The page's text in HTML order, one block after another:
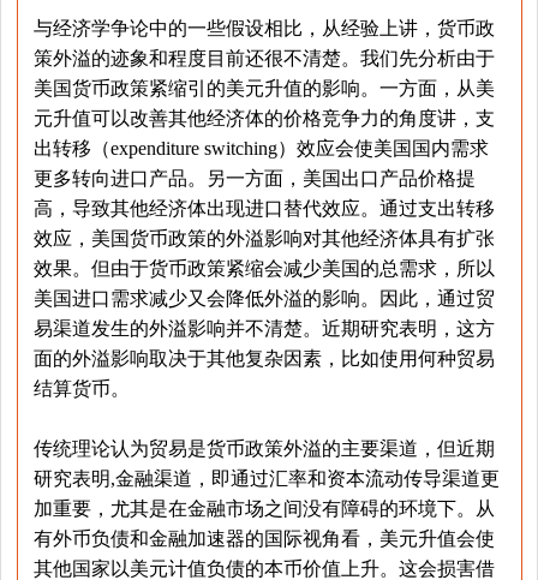
与经济学争论中的一些假设相比，从经验上讲，货币政
策外溢的迹象和程度目前还很不清楚。我们先分析由于
美国货币政策紧缩引的美元升值的影响。一方面，从美
元升值可以改善其他经济体的价格竞争力的角度讲，支
出转移（expenditure switching）效应会使美国国内需求
更多转向进口产品。另一方面，美国出口产品价格提
高，导致其他经济体出现进口替代效应。通过支出转移
效应，美国货币政策的外溢影响对其他经济体具有扩张
效果。但由于货币政策紧缩会减少美国的总需求，所以
美国进口需求减少又会降低外溢的影响。因此，通过贸
易渠道发生的外溢影响并不清楚。近期研究表明，这方
面的外溢影响取决于其他复杂因素，比如使用何种贸易
结算货币。
传统理论认为贸易是货币政策外溢的主要渠道，但近期
研究表明,金融渠道，即通过汇率和资本流动传导渠道更
加重要，尤其是在金融市场之间没有障碍的环境下。从
有外币负债和金融加速器的国际视角看，美元升值会使
其他国家以美元计值负债的本币价值上升。这会损害借